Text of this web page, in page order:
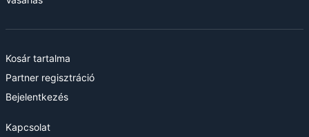
Kosár tartalma
Partner regisztráció
Bejelentkezés
Kapcsolat